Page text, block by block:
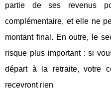
partie de ses revenus
complémentaire, et elle ne
montant final. En outre, le
risque plus important : si
départ à la retraite, votre
recevront rien